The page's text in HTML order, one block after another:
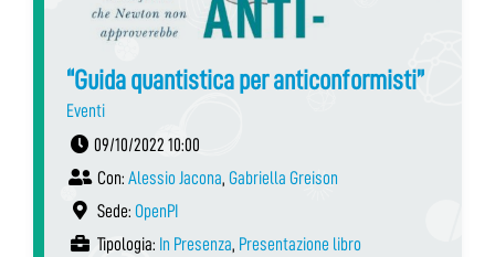
“Guida quantistica per anticonformisti”
Eventi
09/10/2022 10:00
Con: Alessio Jacona, Gabriella Greison
Sede: OpenPI
Tipologia: In Presenza, Presentazione libro